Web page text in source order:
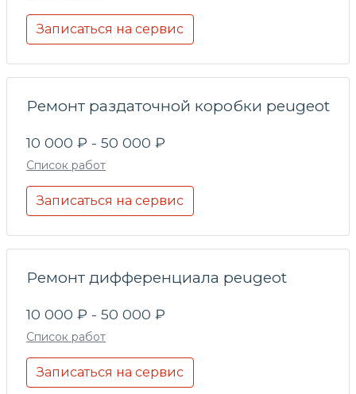
Записаться на сервис
Ремонт раздаточной коробки peugeot
10 000 ₽ - 50 000 ₽
Список работ
Записаться на сервис
Ремонт дифференциала peugeot
10 000 ₽ - 50 000 ₽
Список работ
Записаться на сервис